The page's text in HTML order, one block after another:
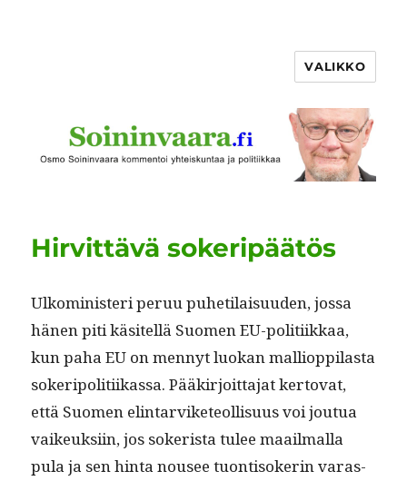
VALIKKO
Hirvittävä sokeripäätös
Ulko­min­is­teri peruu puheti­laisu­u­den, jos­sa
hänen piti käsitel­lä Suomen EU-poli­ti­ikkaa,
kun paha EU on men­nyt luokan malliop­pi­las­ta
sok­eripoli­ti­ikas­sa. Pääkir­joit­ta­jat ker­to­vat,
että Suomen elin­tarvike­te­ol­lisu­us voi joutua
vaikeuk­si­in, jos sok­erista tulee maail­mal­la
pula ja sen hin­ta nousee tuon­ti­sok­erin varas­